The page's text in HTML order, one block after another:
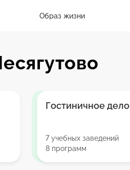
Образ жизни
Гостиничное дело
7 учебных заведений
8 программ